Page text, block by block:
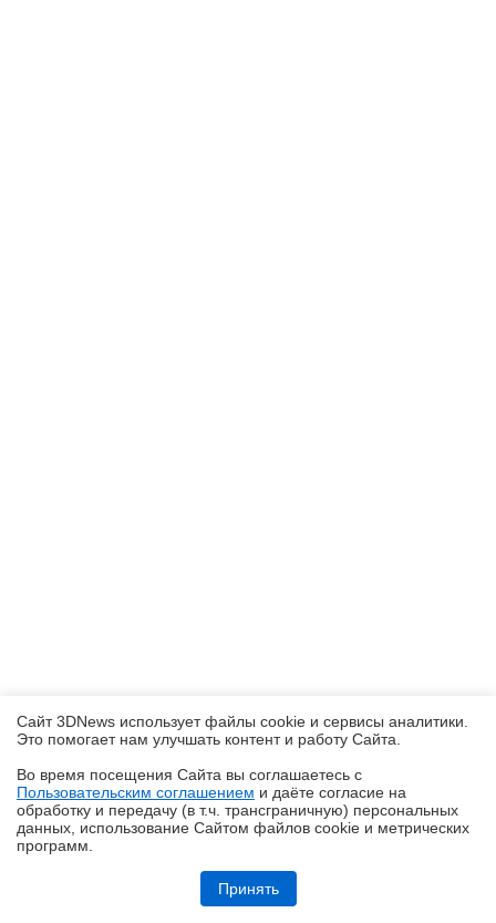
Ryzen и двухранговая DDR5: проверяем комплект G.Skill Trident Z5
Сайт 3DNews использует файлы cookie и сервисы аналитики.
Это помогает нам улучшать контент и работу Cайта.
Во время посещения Cайта вы соглашаетесь с
Пользовательским соглашением и даёте согласие на
обработку и передачу (в т.ч. трансграничную) персональных
данных, использование Cайтом файлов cookie и метрических
программ.
Принять